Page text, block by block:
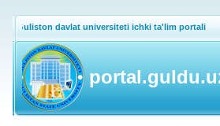
Guliston davlat universiteti ichki ta'lim portali